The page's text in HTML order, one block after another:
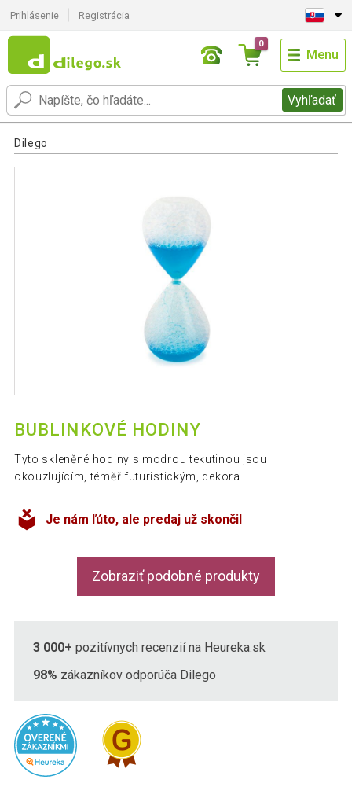
Prihlásenie Registrácia
Vyhľadať
0
Menu
Dilego
BUBLINKOVÉ HODINY
Tyto skleněné hodiny s modrou tekutinou jsou
okouzlujícím, téměř futuristickým, dekora...
Je nám ľúto, ale predaj už skončil
Zobraziť podobné produkty
3 000+ pozitívnych recenzií na Heureka.sk
98% zákazníkov odporúča Dilego